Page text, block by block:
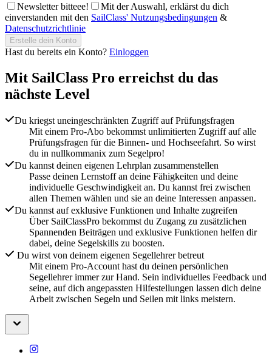
Newsletter bitteee!
Mit der Auswahl, erklärst du dich
einverstanden mit den SailClass' Nutzungsbedingungen &
Datenschutzrichtlinie
Erstelle dein Konto
Hast du bereits ein Konto? Einloggen
Mit SailClass Pro erreichst du das
nächste Level
Du kriegst uneingeschränkten Zugriff auf Prüfungsfragen
Mit einem Pro-Abo bekommst unlimitierten Zugriff auf alle
Prüfungsfragen für die Binnen- und Hochseefahrt. So wirst
du in nullkommanix zum Segelpro!
Du kannst deinen eigenen Lehrplan zusammenstellen
Passe deinen Lernstoff an deine Fähigkeiten und deine
individuelle Geschwindigkeit an. Du kannst frei zwischen
allen Themen wählen und sie an deine Interessen anpassen.
Du kannst auf exklusive Funktionen und Inhalte zugreifen
Über SailClassPro bekommst du Zugang zu zusätzlichen
Spannenden Beiträgen und exklusive Funktionen helfen dir
dabei, deine Segelskills zu boosten.
Du wirst von deinem eigenen Segellehrer betreut
Mit einem Pro-Account hast du deinen persönlichen
Segellehrer immer zur Hand. Sein individuelles Feedback und
seine, auf dich angepassten Hilfestellungen lassen dich deine
Arbeit zwischen Segeln und Seilen mit links meistern.